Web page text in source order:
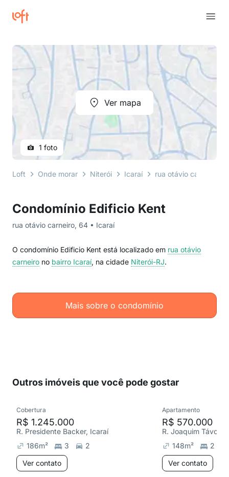
Condomínio Edificio Kent
rua otávio carneiro, 64 • Icaraí
O condomínio Edificio Kent está localizado em rua otávio
carneiro no bairro Icaraí, na cidade Niterói-RJ.
Mais sobre o condomínio
Ver mapa
1 foto
Loft Onde morar Niterói Icaraí rua otávio carneiro
Outros imóveis que você pode gostar
Cobertura
R$ 1.245.000
R. Presidente Backer, Icaraí
186m² 3
2
Ver contato
Apartamento
R$ 570.000
R. Joaquim Távora,
148m²
2
Ver contato